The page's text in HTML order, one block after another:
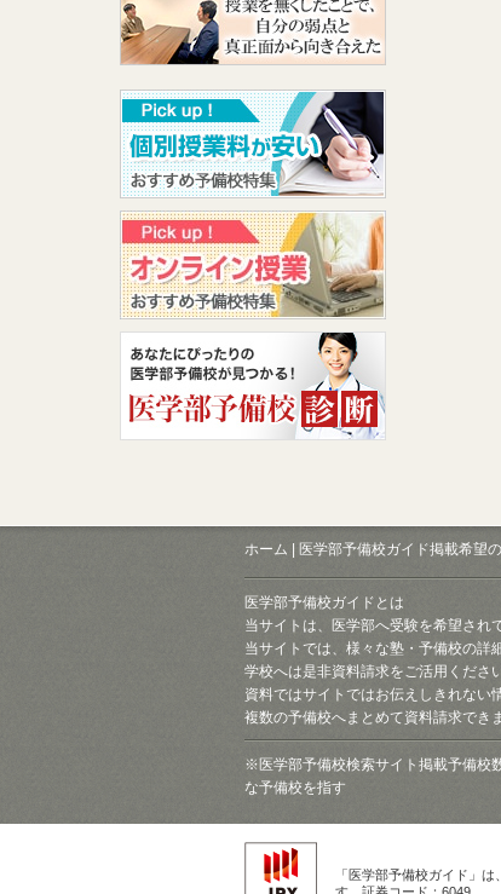
ホーム 医学部予備校ガイド掲載希望
医学部予備校ガイドとは
当サイトは、医学部へ受験を希望され
当サイトでは、様々な塾・予備校の詳
学校へは是非資料請求をご活用くださ
資料ではサイトではお伝えしきれない
複数の予備校へまとめて資料請求でき
※医学部予備校検索サイト掲載予備校
な予備校を指す
「医学部予備校ガイド」
す。証券コード：6049